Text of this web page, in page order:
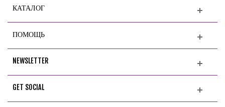
КАТАЛОГ
ПОМОЩЬ
NEWSLETTER
GET SOCIAL